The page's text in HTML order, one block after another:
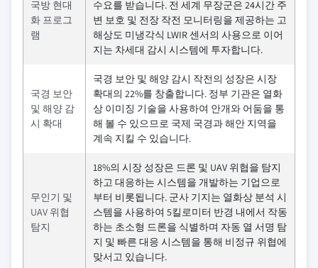
국방 현대
화 프로그
램
수요를 받습니다. 전 세계 무장군은 24시간 주
변 보호 및 전장 작전 모니터링을 제공하는 고
해상도 미냉각식 LWIR 센서의 사용으로 이어
지는 차세대 감시 시스템에 투자합니다.
국경 보안
및 해양 감
시 확대
국경 보안 및 해양 감시 작전의 성장은 시장
확대의 22%를 창출합니다. 정부 기관은 열화
상 이미징 기술을 사용하여 안개와 어둠을 통
해 볼 수 있으므로 국제 국경과 해안 지역을
계속 지킬 수 있습니다.
무인기 및
UAV 위협
탐지
18%의 시장 성장은 드론 및 UAV 위협을 탐지
하고 대응하는 시스템을 개발하는 기업으로
부터 비롯됩니다. 군사 기지는 열화상 분석 시
스템을 사용하여 5킬로미터 반경 내에서 작동
하는 초소형 드론을 식별하며 자동 열 서명 탐
지 및 빠른 대응 시스템을 통해 비정규 위협에
맞서고 있습니다.